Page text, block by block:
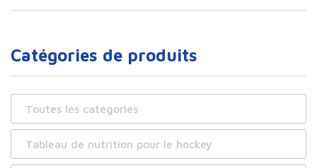
Catégories de produits
Toutes les catégories
Tableau de nutrition pour le hockey